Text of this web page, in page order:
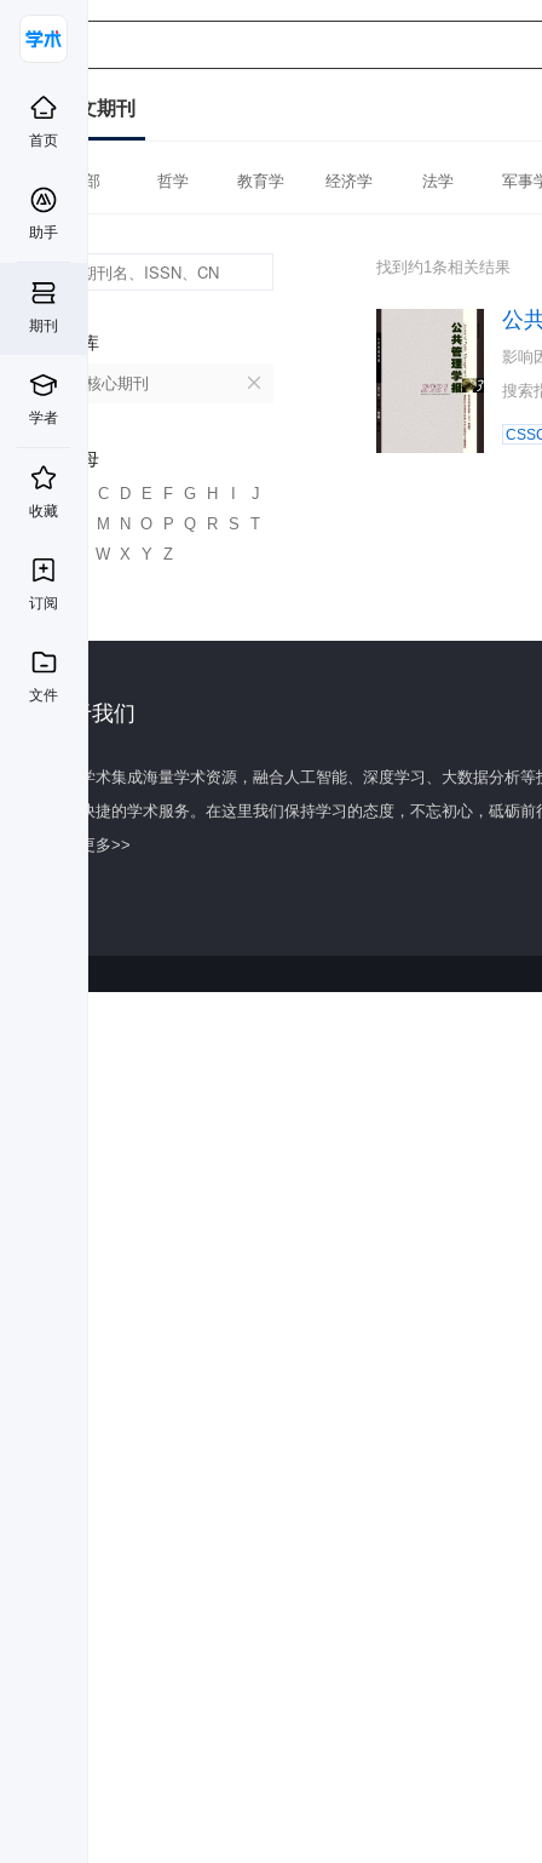
首页
助手
期刊
学者
收藏
订阅
文件
中文期刊
全部 哲学 教育学 经济学 法学 军事
数据库
北大核心期刊
首字母
C D E F G H
J
K
M N O P Q R S
T
W X Y Z
找到约1条相关结果
公
影响
搜索
关于我们
百度学术集成海量学术资源，融合人工智能、深度学习、大数据分析
全面快捷的学术服务。在这里我们保持学习的态度，不忘初心，砥砺前
了解更多>>